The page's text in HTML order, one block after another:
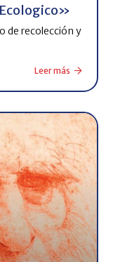
de recolección y
Leer más